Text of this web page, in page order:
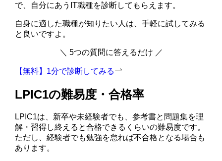
で、自分にあうIT職種を診断してもらえます。
自身に適した職種が知りたい人は、手軽に試してみる
と良いですよ。
＼ 5つの質問に答えるだけ ／
【無料】1分で診断してみる
LPIC1の難易度・合格率
LPIC1は、新卒や未経験者でも、参考書と問題集を理
解・習得し終えると合格できるくらいの難易度です。
ただし、経験者でも勉強を怠れば不合格となる場合も
あります。